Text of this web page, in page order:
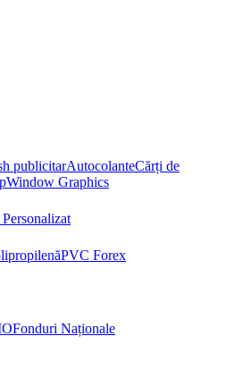
publicitarAutocolanteCărți de
Window Graphics
PVC Forex
Fonduri Naționale